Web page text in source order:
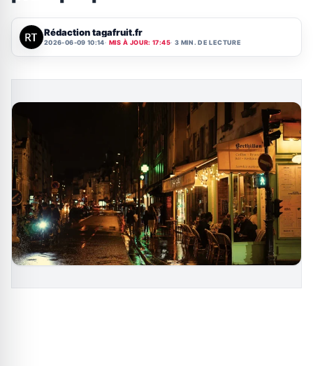
Rédaction tagafruit.fr
2026-06-09 10:14 MIS À JOUR: 17:45 3 MIN. DE LECTURE